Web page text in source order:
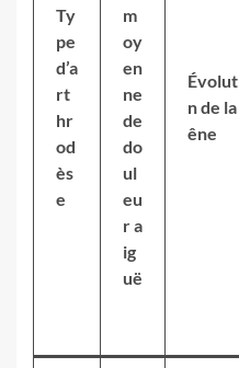
Ty
pe
d’a
rt
hr
od
ès
e
m
oy
en
ne
de
do
ul
eu
r a
ig
uë
n de
êne